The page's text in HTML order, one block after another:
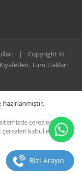
|
Copyright ©
Tüm Hakları
çerezler
çerezleri kabul etmiş
Bizi Arayın